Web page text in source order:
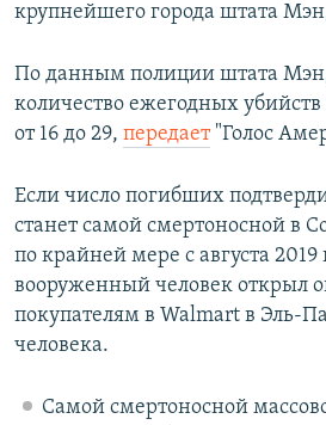
крупнейшего города штата
По данным полиции штата Мэн,
количество ежегодных убийств
от 16 до 29, передает"Голос
Если число погибших
станет самой смертоносной в
по крайней мере с августа 2019
вооруженный человек открыл
покупателям в Walmart в Эль-
человека.
Самой смертоносной